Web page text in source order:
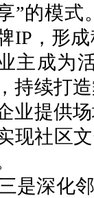
”的模式
IP，形
主成为
持续打
业提供
现社区
三是深化